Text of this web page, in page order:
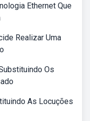
Ethernet Que
Realizar Uma
Os
As Locuções